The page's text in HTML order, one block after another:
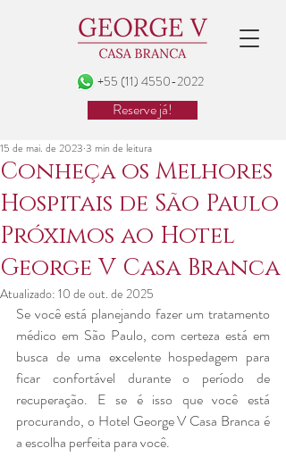
Reserve já!
+55 (11) 4550-2022
Conheça os Melhores
Hospitais de São Paulo
Próximos ao Hotel
George V Casa Branca
15 de mai. de 2023 3 min de leitura
Atualizado: 10 de out. de 2025
Se você está planejando fazer um tratamento
médico em São Paulo, com certeza está em
busca de uma excelente hospedagem para
ficar confortável durante o período de
recuperação. E se é isso que você está
procurando, o Hotel George V Casa Branca é
a escolha perfeita para você.